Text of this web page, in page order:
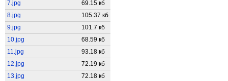
7.jpg
69.15 кб
8.jpg
105.37 кб
9.jpg
101.7 кб
10.jpg
68.59 кб
11.jpg
93.18 кб
12.jpg
72.19 кб
13.jpg
72.18 кб